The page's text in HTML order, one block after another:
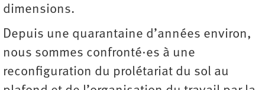
dimensions.
Depuis une quarantaine d’années environ,
nous sommes confronté·es à une
reconfiguration du prolétariat du sol au